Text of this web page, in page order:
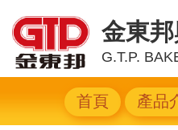
金東
G.T.P.
首頁 產品